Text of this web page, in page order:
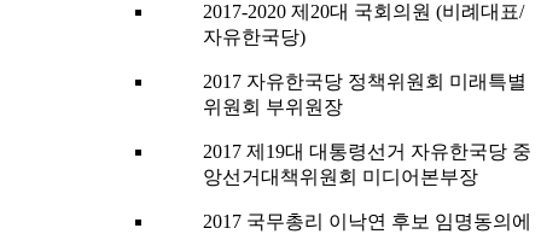
2017-2020 제20대 국회의원 (비례대표/
자유한국당)
2017 자유한국당 정책위원회 미래특별
위원회 부위원장
2017 제19대 대통령선거 자유한국당 중
앙선거대책위원회 미디어본부장
2017 국무총리 이낙연 후보 임명동의에